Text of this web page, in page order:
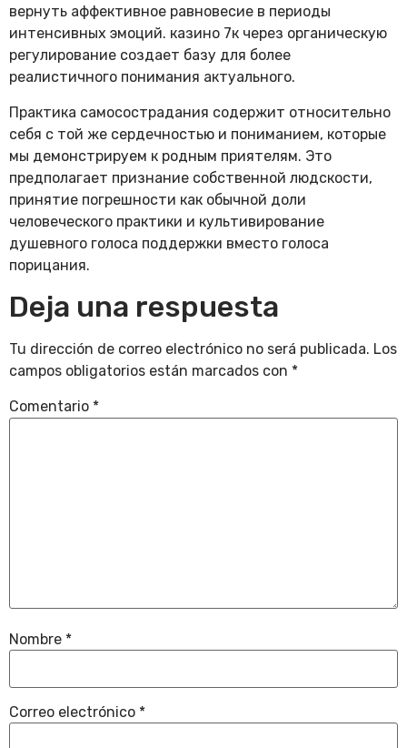
вернуть аффективное равновесие в периоды
интенсивных эмоций. казино 7к через органическую
регулирование создает базу для более
реалистичного понимания актуального.
Практика самосострадания содержит относительно
себя с той же сердечностью и пониманием, которые
мы демонстрируем к родным приятелям. Это
предполагает признание собственной людскости,
принятие погрешности как обычной доли
человеческого практики и культивирование
душевного голоса поддержки вместо голоса
порицания.
Deja una respuesta
Tu dirección de correo electrónico no será publicada. Los
campos obligatorios están marcados con *
Comentario *
Nombre *
Correo electrónico *